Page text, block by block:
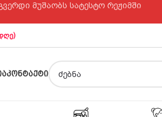
მუშაობს სატესტო რეჟიმში
ᲙᲝᲜᲢᲐᲥᲢᲘ